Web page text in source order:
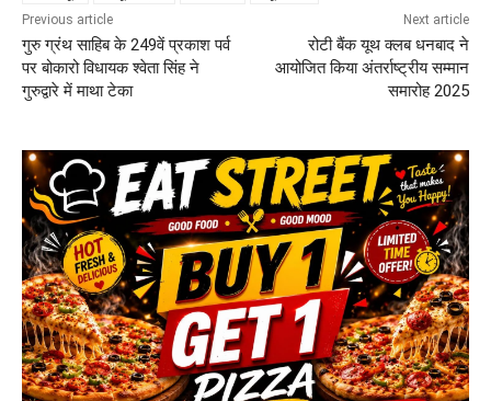
Previous article
गुरु ग्रंथ साहिब के 249वें प्रकाश पर्व
पर बोकारो विधायक श्वेता सिंह ने
गुरुद्वारे में माथा टेका
Next article
रोटी बैंक यूथ क्लब धनबाद ने
आयोजित किया अंतर्राष्ट्रीय सम्मान
समारोह 2025